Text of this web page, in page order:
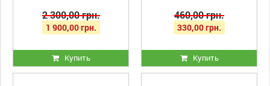
2 300,00 грн.
1 900,00 грн.
Купить
460,00 грн.
330,00 грн.
Купить